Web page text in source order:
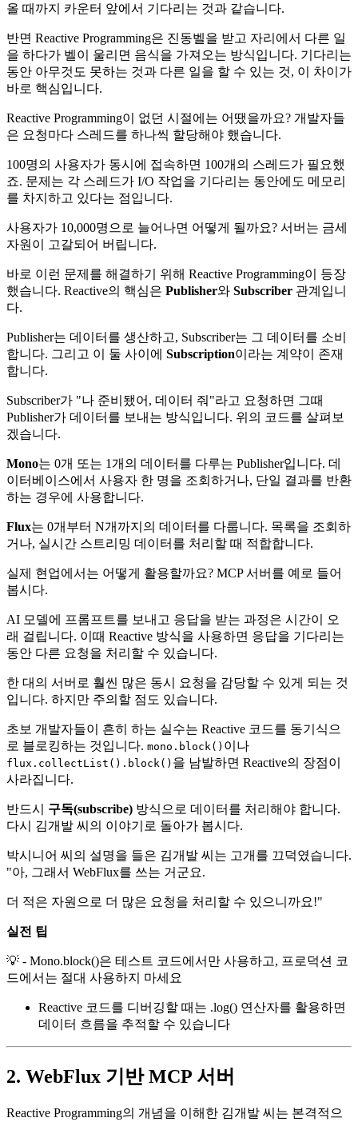
올 때까지 카운터 앞에서 기다리는 것과 같습니다.
반면 Reactive Programming은 진동벨을 받고 자리에서 다른 일
을 하다가 벨이 울리면 음식을 가져오는 방식입니다. 기다리는
동안 아무것도 못하는 것과 다른 일을 할 수 있는 것, 이 차이가
바로 핵심입니다.
Reactive Programming이 없던 시절에는 어땠을까요? 개발자들
은 요청마다 스레드를 하나씩 할당해야 했습니다.
100명의 사용자가 동시에 접속하면 100개의 스레드가 필요했
죠. 문제는 각 스레드가 I/O 작업을 기다리는 동안에도 메모리
를 차지하고 있다는 점입니다.
사용자가 10,000명으로 늘어나면 어떻게 될까요? 서버는 금세
자원이 고갈되어 버립니다.
바로 이런 문제를 해결하기 위해 Reactive Programming이 등장
했습니다. Reactive의 핵심은 Publisher와 Subscriber 관계입니
다.
Publisher는 데이터를 생산하고, Subscriber는 그 데이터를 소비
합니다. 그리고 이 둘 사이에 Subscription이라는 계약이 존재
합니다.
Subscriber가 "나 준비됐어, 데이터 줘"라고 요청하면 그때
Publisher가 데이터를 보내는 방식입니다. 위의 코드를 살펴보
겠습니다.
Mono는 0개 또는 1개의 데이터를 다루는 Publisher입니다. 데
이터베이스에서 사용자 한 명을 조회하거나, 단일 결과를 반환
하는 경우에 사용합니다.
Flux는 0개부터 N개까지의 데이터를 다룹니다. 목록을 조회하
거나, 실시간 스트리밍 데이터를 처리할 때 적합합니다.
실제 현업에서는 어떻게 활용할까요? MCP 서버를 예로 들어
봅시다.
AI 모델에 프롬프트를 보내고 응답을 받는 과정은 시간이 오
래 걸립니다. 이때 Reactive 방식을 사용하면 응답을 기다리는
동안 다른 요청을 처리할 수 있습니다.
한 대의 서버로 훨씬 많은 동시 요청을 감당할 수 있게 되는 것
입니다. 하지만 주의할 점도 있습니다.
초보 개발자들이 흔히 하는 실수는 Reactive 코드를 동기식으
로 블로킹하는 것입니다. mono.block() 이나
flux.collectList().block() 을 남발하면 Reactive의 장점이
사라집니다.
반드시 구독(subscribe) 방식으로 데이터를 처리해야 합니다.
다시 김개발 씨의 이야기로 돌아가 봅시다.
박시니어 씨의 설명을 들은 김개발 씨는 고개를 끄덕였습니다.
"아, 그래서 WebFlux를 쓰는 거군요.
더 적은 자원으로 더 많은 요청을 처리할 수 있으니까요!"
실전 팁
💡 - Mono.block()은 테스트 코드에서만 사용하고, 프로덕션 코
드에서는 절대 사용하지 마세요
Reactive 코드를 디버깅할 때는 .log() 연산자를 활용하면
데이터 흐름을 추적할 수 있습니다
2. WebFlux 기반 MCP 서버
Reactive Programming의 개념을 이해한 김개발 씨는 본격적으